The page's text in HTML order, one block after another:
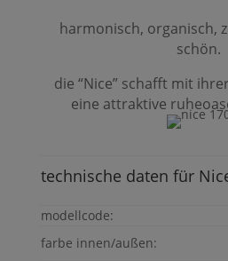
harmonisch, organisch,
schön.
die “Nice” schafft mit
eine attraktive
technische daten für
modellcode:
farbe innen/außen: